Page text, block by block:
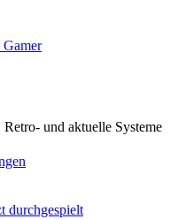
Gamer
und aktuelle Systeme
durchgespielt